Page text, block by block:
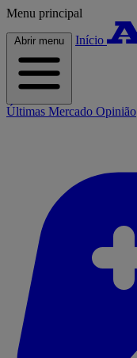
Menu principal
Abrir menu Início
Últimas Mercado Opinião